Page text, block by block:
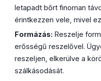
letapadt bőrt finoman
érintkezzen vele, mivel
Formázás: Reszelje
erősségű reszelővel.
reszeljen, elkerülve a
szálkásodását.